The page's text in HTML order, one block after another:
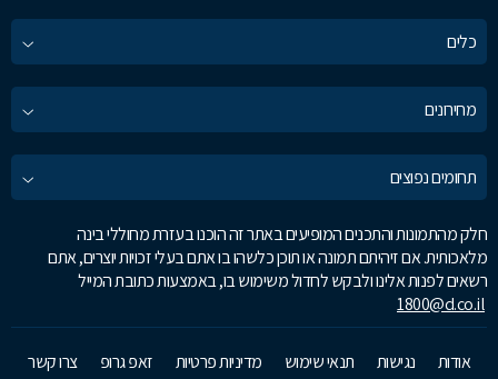
כלים
מחירונים
תחומים נפוצים
חלק מהתמונות והתכנים המופיעים באתר זה הוכנו בעזרת מחוללי בינה
מלאכותית. אם זיהיתם תמונה או תוכן כלשהו בו אתם בעלי זכויות יוצרים, אתם
רשאים לפנות אלינו ולבקש לחדול משימוש בו, באמצעות כתובת המייל
1800@d.co.il
אודות נגישות תנאי שימוש מדיניות פרטיות זאפ גרופ צרו קשר